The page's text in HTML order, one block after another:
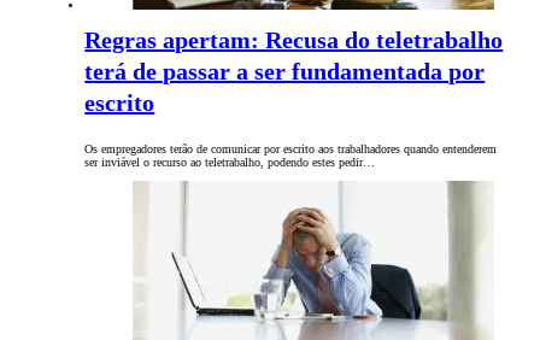
Regras apertam: Recusa do teletrabalho
terá de passar a ser fundamentada por
escrito
Os empregadores terão de comunicar por escrito aos trabalhadores quando entenderem
ser inviável o recurso ao teletrabalho, podendo estes pedir…